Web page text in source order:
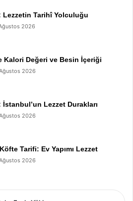
Lezzetin Tarihî Yolculuğu
2026
Kalori Değeri ve Besin İçeriği
2026
Lezzet Durakları
2026
Tarifi: Ev Yapımı Lezzet
2026